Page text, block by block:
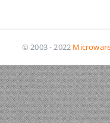
© 2003 - 2022